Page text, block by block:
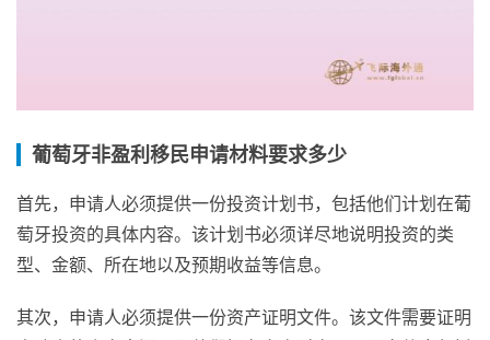
葡萄牙非盈利移民申请材料要求多少
首先，申请人必须提供一份投资计划书，包括他们计划在葡
萄牙投资的具体内容。该计划书必须详尽地说明投资的类
型、金额、所在地以及预期收益等信息。
其次，申请人必须提供一份资产证明文件。该文件需要证明